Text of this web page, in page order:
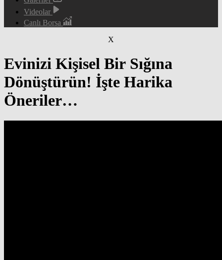
Videolar
Canlı Borsa
X
Evinizi Kişisel Bir Sığına
Dönüştürün! İşte Harika
Öneriler…